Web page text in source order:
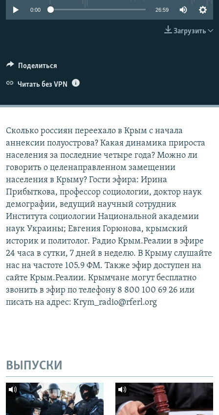
ПОБЕДИТЕЛЕЙ НЕ СУДЯТ?
УКРАИНСКАЯ ПРОБЛЕМА КРЫМА
ПРИСОЕДИНЯЙТЕСЬ!
0:00 26:59
Загрузить
Поделиться
Читать без VPN
Сколько россиян переехало в Крым с начала
аннексии полуострова? Какая динамика прироста
населения за последние четыре года? Можно ли
говорить о целенаправленном замещении
населения в Крыму? Гости эфира: Ирина
Прибыткова, профессор социологии, доктор наук
демографии, ведущий научный сотрудник
Института социологии Национальной академии
наук Украины; Евгения Горюнова, крымский
историк и политолог. Радио Крым.Реалии в эфире
24 часа в сутки, 7 дней в неделю. В Крыму слушайте
нас на частоте 105.9 ФМ. Также эфир доступен на
сайте Крым.Реалии. Крымчане могут бесплатно
звонить в эфир по телефону 8 800 100 69 26 или
писать на адрес: Krym_radio@rferl.org
ВЫПУСКИ